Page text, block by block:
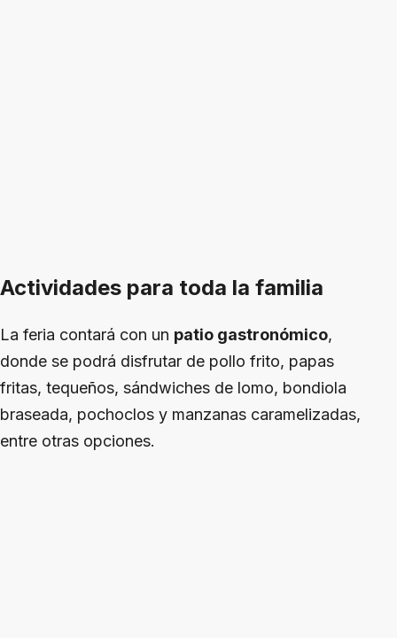
Actividades para toda la familia
La feria contará con un patio gastronómico,
donde se podrá disfrutar de pollo frito, papas
fritas, tequeños, sándwiches de lomo, bondiola
braseada, pochoclos y manzanas caramelizadas,
entre otras opciones.